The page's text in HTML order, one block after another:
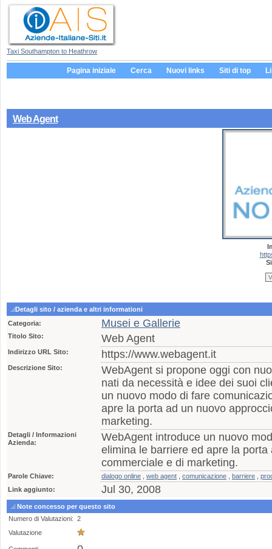
Taxi Southampton to Heathrow
Pagina iniziale Cerca Nuovi links Siti di top
Web Agent
Detagli sito / azienda e altri informationi
Categoria:
Musei e Gallerie
Titolo Sito: Web Agent
Indirizzo URL Sito: https://www.webagent.it
Descrizione Sito:
WebAgent si propone oggi con
nati da necessità e idee dei suoi
un nuovo modo di fare
apre la porta ad un nuovo
marketing.
Detagli / Informazioni
Azienda:
WebAgent introduce un nuovo
elimina le barriere ed apre la
commerciale e di marketing.
Parole Chiave: dialogo online web agent comunicazione barriere
Link aggiunto:
Jul 30, 2008
Note concesso per questo sito
Numero di Valutazioni: 2
Valutazione